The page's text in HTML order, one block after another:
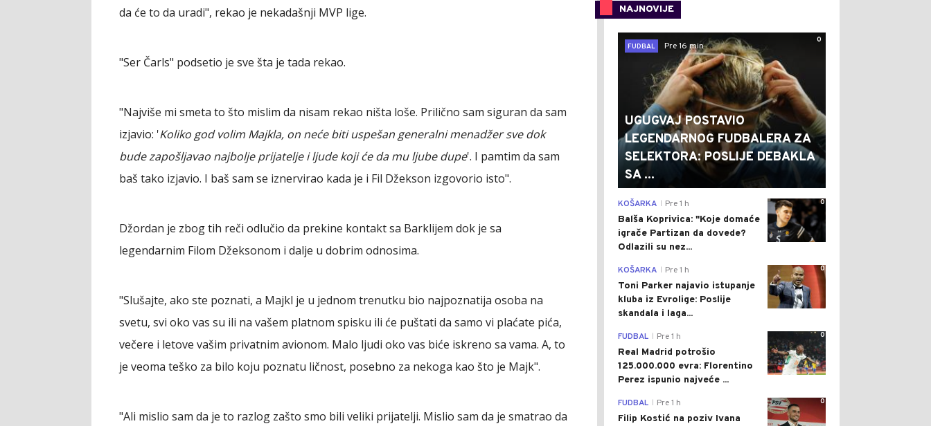
da će to da uradi", rekao je nekadašnji MVP lige.
"Ser Čarls" podsetio je sve šta je tada rekao.
"Najviše mi smeta to što mislim da nisam rekao ništa loše. Prilično sam siguran da sam
izjavio: 'Koliko god volim Majkla, on neće biti uspešan generalni menadžer sve dok
bude zapošljavao najbolje prijatelje i ljude koji će da mu ljube dupe'. I pamtim da sam
baš tako izjavio. I baš sam se iznervirao kada je i Fil Džekson izgovorio isto".
Džordan je zbog tih reči odlučio da prekine kontakt sa Barklijem dok je sa
legendarnim Filom Džeksonom i dalje u dobrim odnosima.
"Slušajte, ako ste poznati, a Majkl je u jednom trenutku bio najpoznatija osoba na
svetu, svi oko vas su ili na vašem platnom spisku ili će puštati da samo vi plaćate pića,
večere i letove vašim privatnim avionom. Malo ljudi oko vas biće iskreno sa vama. A, to
je veoma teško za bilo koju poznatu ličnost, posebno za nekoga kao što je Majk".
"Ali mislio sam da je to razlog zašto smo bili veliki prijatelji. Mislio sam da je smatrao da
NAJNOVIJE
0
FUDBAL
Pre 16 min
UGUGVAJ POSTAVIO
LEGENDARNOG FUDBALERA ZA
SELEKTORA: POSLIJE DEBAKLA
SA ...
0
KOŠARKA Pre 1 h
Balša Koprivica: "Koje domaće
igrače Partizan da dovede?
Odlazili su nez...
0
KOŠARKA Pre 1 h
Toni Parker najavio istupanje
kluba iz Evrolige: Poslije
skandala i laga...
0
FUDBAL Pre 1 h
Real Madrid potrošio
125.000.000 evra: Florentino
Perez ispunio najveće ...
0
FUDBAL Pre 1 h
Filip Kostić na poziv Ivana